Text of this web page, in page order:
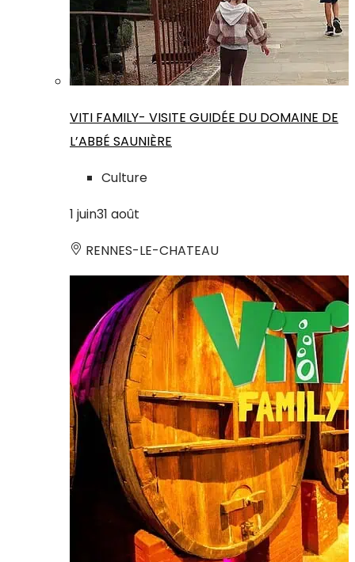
VITI FAMILY- VISITE GUIDÉE DU DOMAINE DE
L’ABBÉ SAUNIÈRE
Culture
1 juin31 août
RENNES-LE-CHATEAU